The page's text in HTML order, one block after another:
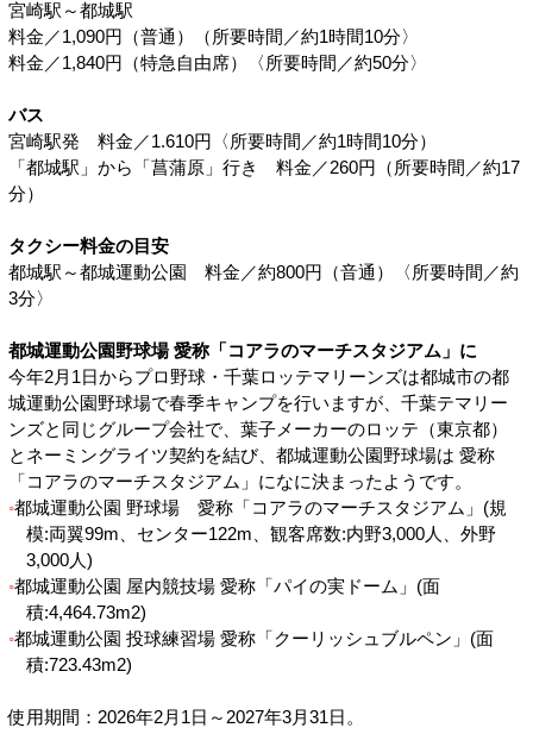
宮崎駅～都城駅
料金／1,090円（普通）（所要時間／約1時間10分〉
料金／1,840円（特急自由席）〈所要時間／約50分〉
バス
宮崎駅発 料金／1.610円〈所要時間／約1時間10分）
「都城駅」から「菖蒲原」行き 料金／260円（所要時間／約17
分）
タクシー料金の目安
都城駅～都城運動公園 料金／約800円（音通）〈所要時間／約
3分〉
都城運動公園野球場 愛称「コアラのマーチスタジアム」に
今年2月1日からプロ野球・千葉ロッテマリーンズは都城市の都
城運動公園野球場で春季キャンプを行いますが、千葉テマリー
ンズと同じグループ会社で、葉子メーカーのロッテ（東京都）
とネーミングライツ契約を結び、都城運動公園野球場は 愛称
「コアラのマーチスタジアム」になに決まったようです。
都城運動公園 野球場 愛称「コアラのマーチスタジアム」(規
模:両翼99m、センター122m、観客席数:内野3,000人、外野
3,000人)
都城運動公園 屋内競技場 愛称「パイの実ドーム」(面
積:4,464.73m2)
都城運動公園 投球練習場 愛称「クーリッシュブルペン」(面
積:723.43m2)
使用期間：2026年2月1日～2027年3月31日。